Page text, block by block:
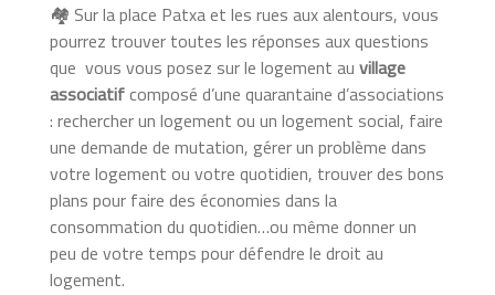
🏘 Sur la place Patxa et les rues aux alentours, vous
pourrez trouver toutes les réponses aux questions
que vous vous posez sur le logement au village
associatifcomposé d’une quarantaine d’associations
: rechercher un logement ou un logement social, faire
une demande de mutation, gérer un problème dans
votre logement ou votre quotidien, trouver des bons
plans pour faire des économies dans la
consommation du quotidien…ou même donner un
peu de votre temps pour défendre le droit au
logement.